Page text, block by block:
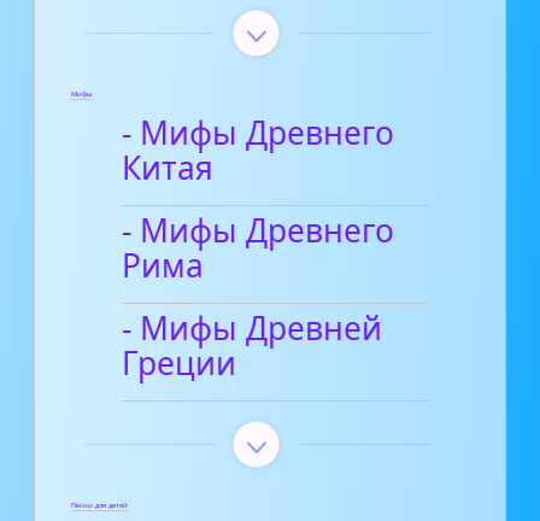
Мифы
- Мифы Древнего
Китая
- Мифы Древнего
Рима
- Мифы Древней
Греции
Песни для детей